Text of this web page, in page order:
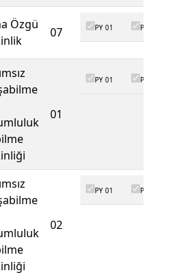
Özgü
07 PY 01 PY 02
01
PY 01 PY 02
02
PY 01 PY 02